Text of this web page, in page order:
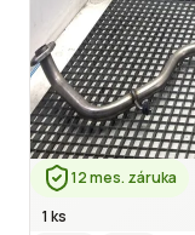
12 mes. záruka
1 ks